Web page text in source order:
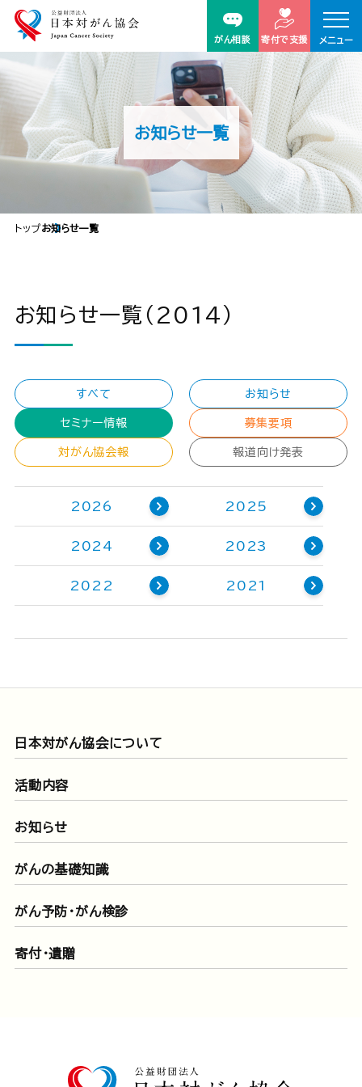
がん相談 寄付で支援 メニュー
お知らせ一覧
トップお知らせ一覧
お知らせ一覧（2014）
すべて お知らせ
セミナー情報 募集要項
対がん協会報 報道向け発表
2026 2025
2024 2023
2022 2021
日本対がん協会について
活動内容
お知らせ
がんの基礎知識
がん予防・がん検診
寄付・遺贈